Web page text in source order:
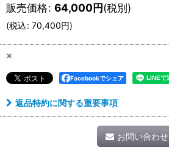
販売価格: 64,000円(税別)
(税込: 70,400円)
×
Facebookでシェア
返品特約に関する重要事項
お問い合わせ